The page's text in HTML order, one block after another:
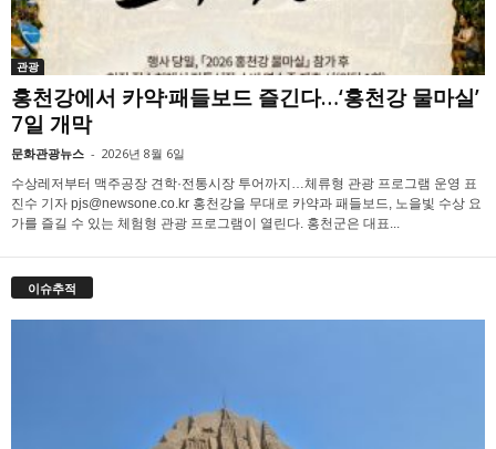
관광
홍천강에서 카약·패들보드 즐긴다…‘홍천강 물마실’
7일 개막
문화관광뉴스 - 2026년 8월 6일
수상레저부터 맥주공장 견학·전통시장 투어까지…체류형 관광 프로그램 운영 표
진수 기자 pjs@newsone.co.kr 홍천강을 무대로 카약과 패들보드, 노을빛 수상 요
가를 즐길 수 있는 체험형 관광 프로그램이 열린다. 홍천군은 대표...
이슈추적